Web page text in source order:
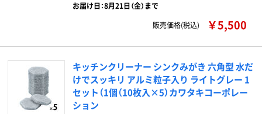
お届け日：8月21日（金）まで
販売価格(税込)
￥5,500
キッチンクリーナー シンクみがき 六角型 水だ
けでスッキリ アルミ粒子入り ライトグレー 1
セット（1個（10枚入×5）カワタキコーポレー
ション